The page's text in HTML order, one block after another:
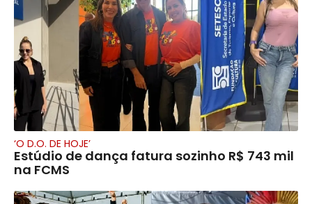
‘O D.O. DE HOJE’
Estúdio de dança fatura sozinho R$ 743 mil
na FCMS